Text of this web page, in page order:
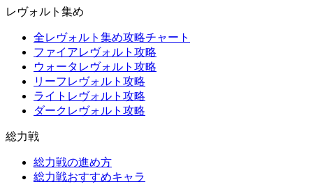
レヴォルト集め
全レヴォルト集め攻略チャート
ファイアレヴォルト攻略
ウォータレヴォルト攻略
リーフレヴォルト攻略
ライトレヴォルト攻略
ダークレヴォルト攻略
総力戦
総力戦の進め方
総力戦おすすめキャラ